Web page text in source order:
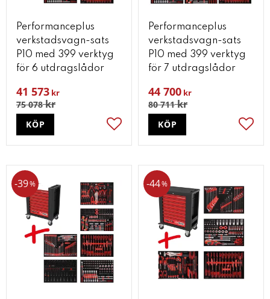
Performanceplus
verkstadsvagn-sats
P10 med 399 verktyg
för 6 utdragslådor
41 573 kr
75 078kr
Lägg till i favoriter
KÖP
Performanceplus
verkstadsvagn-sats
P10 med 399 verktyg
för 7 utdragslådor
44 700 kr
80 711kr
KÖP
39% 44%